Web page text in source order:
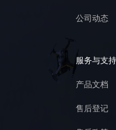
公司动态
服务与支持
产品文档
售后登记